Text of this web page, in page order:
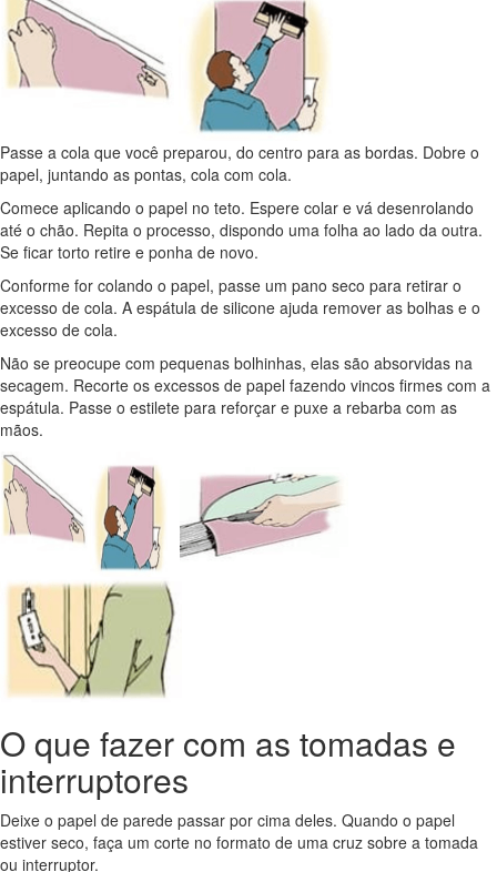
Passe a cola que você preparou, do centro para as bordas. Dobre o
papel, juntando as pontas, cola com cola.
Comece aplicando o papel no teto. Espere colar e vá desenrolando
até o chão. Repita o processo, dispondo uma folha ao lado da outra.
Se ficar torto retire e ponha de novo.
Conforme for colando o papel, passe um pano seco para retirar o
excesso de cola. A espátula de silicone ajuda remover as bolhas e o
excesso de cola.
Não se preocupe com pequenas bolhinhas, elas são absorvidas na
secagem. Recorte os excessos de papel fazendo vincos firmes com a
espátula. Passe o estilete para reforçar e puxe a rebarba com as
mãos.
O que fazer com as tomadas e
interruptores
Deixe o papel de parede passar por cima deles. Quando o papel
estiver seco, faça um corte no formato de uma cruz sobre a tomada
ou interruptor.